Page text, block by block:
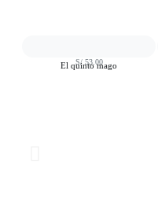
El quinto mago
S/53.00